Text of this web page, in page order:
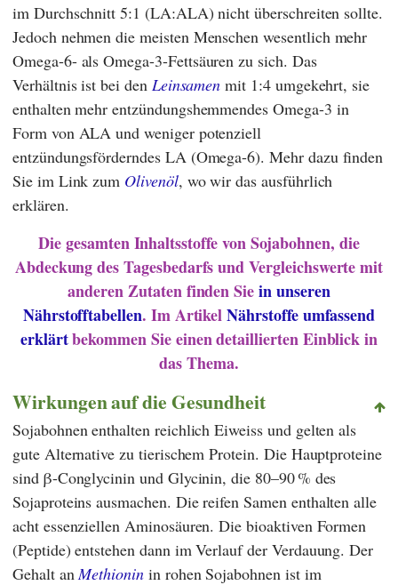
im Durchschnitt 5:1 (LA:ALA) nicht überschreiten sollte.
Jedoch nehmen die meisten Menschen wesentlich mehr
Omega-6- als Omega-3-Fettsäuren zu sich. Das
Verhältnis ist bei den Leinsamen mit 1:4 umgekehrt, sie
enthalten mehr entzündungshemmendes Omega-3 in
Form von ALA und weniger potenziell
entzündungsförderndes LA (Omega-6). Mehr dazu finden
Sie im Link zum Olivenöl, wo wir das ausführlich
erklären.
Die gesamten Inhaltsstoffe von Sojabohnen, die
Abdeckung des Tagesbedarfs und Vergleichswerte mit
anderen Zutaten finden Siein unseren
Nährstofftabellen. Im ArtikelNährstoffe umfassend
erklärtbekommen Sie einen detaillierten Einblick in
das Thema.
Wirkungen auf die Gesundheit
Sojabohnen enthalten reichlich Eiweiss und gelten als
gute Alternative zu tierischem Protein. Die Hauptproteine
sind β-Conglycinin und Glycinin, die 80–90 % des
Sojaproteins ausmachen. Die reifen Samen enthalten alle
acht essenziellen Aminosäuren. Die bioaktiven Formen
(Peptide) entstehen dann im Verlauf der Verdauung. Der
Gehalt anMethioninin rohen Sojabohnen ist im